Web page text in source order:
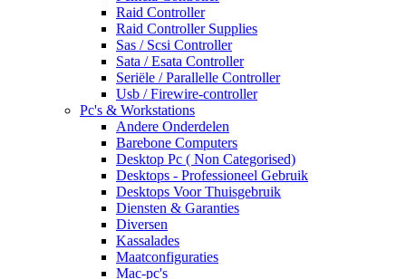
Raid Controller
Raid Controller Supplies
Sas / Scsi Controller
Sata / Esata Controller
Seriële / Parallelle Controller
Usb / Firewire-controller
Pc's & Workstations
Andere Onderdelen
Barebone Computers
Desktop Pc ( Non Categorised)
Desktops - Professioneel Gebruik
Desktops Voor Thuisgebruik
Diensten & Garanties
Diversen
Kassalades
Maatconfiguraties
Mac-pc's